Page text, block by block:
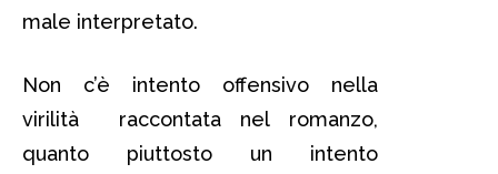
male interpretato.
Non c’è intento offensivo nella
virilità raccontata nel romanzo,
quanto piuttosto un intento